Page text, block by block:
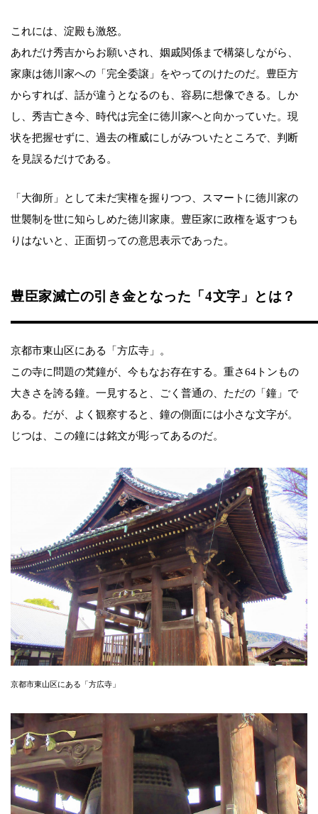
これには、淀殿も激怒。
あれだけ秀吉からお願いされ、姻戚関係まで構築しながら、
家康は徳川家への「完全委譲」をやってのけたのだ。豊臣方
からすれば、話が違うとなるのも、容易に想像できる。しか
し、秀吉亡き今、時代は完全に徳川家へと向かっていた。現
状を把握せずに、過去の権威にしがみついたところで、判断
を見誤るだけである。
「大御所」として未だ実権を握りつつ、スマートに徳川家の
世襲制を世に知らしめた徳川家康。豊臣家に政権を返すつも
りはないと、正面切っての意思表示であった。
豊臣家滅亡の引き金となった「4文字」とは？
京都市東山区にある「方広寺」。
この寺に問題の梵鐘が、今もなお存在する。重さ64トンもの
大きさを誇る鐘。一見すると、ごく普通の、ただの「鐘」で
ある。だが、よく観察すると、鐘の側面には小さな文字が。
じつは、この鐘には銘文が彫ってあるのだ。
京都市東山区にある「方広寺」